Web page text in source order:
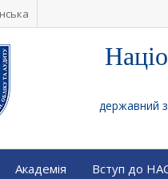
державний
Академія Вступ до